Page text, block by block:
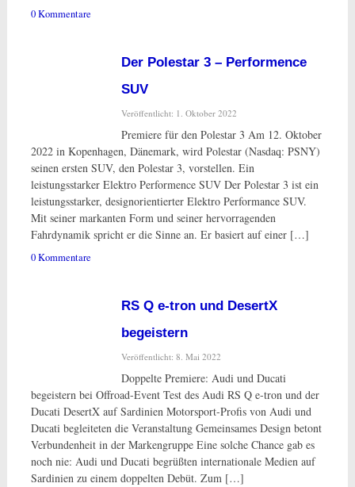
0 Kommentare
Der Polestar 3 – Performence
SUV
Veröffentlicht: 1. Oktober 2022
Premiere für den Polestar 3 Am 12. Oktober
2022 in Kopenhagen, Dänemark, wird Polestar (Nasdaq: PSNY)
seinen ersten SUV, den Polestar 3, vorstellen. Ein
leistungsstarker Elektro Performence SUV Der Polestar 3 ist ein
leistungsstarker, designorientierter Elektro Performance SUV.
Mit seiner markanten Form und seiner hervorragenden
Fahrdynamik spricht er die Sinne an. Er basiert auf einer […]
0 Kommentare
RS Q e-tron und DesertX
begeistern
Veröffentlicht: 8. Mai 2022
Doppelte Premiere: Audi und Ducati
begeistern bei Offroad-Event Test des Audi RS Q e-tron und der
Ducati DesertX auf Sardinien Motorsport-Profis von Audi und
Ducati begleiteten die Veranstaltung Gemeinsames Design betont
Verbundenheit in der Markengruppe Eine solche Chance gab es
noch nie: Audi und Ducati begrüßten internationale Medien auf
Sardinien zu einem doppelten Debüt. Zum […]